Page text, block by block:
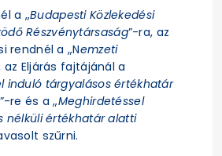
a „Budapesti Közlekedési
Részvénytársaság”-ra, az
rendnél a „Nemzeti
az Eljárás fajtájánál a
induló tárgyalásos értékhatár
”-re és a „Meghirdetéssel
nélküli értékhatár alatti
szűrni.